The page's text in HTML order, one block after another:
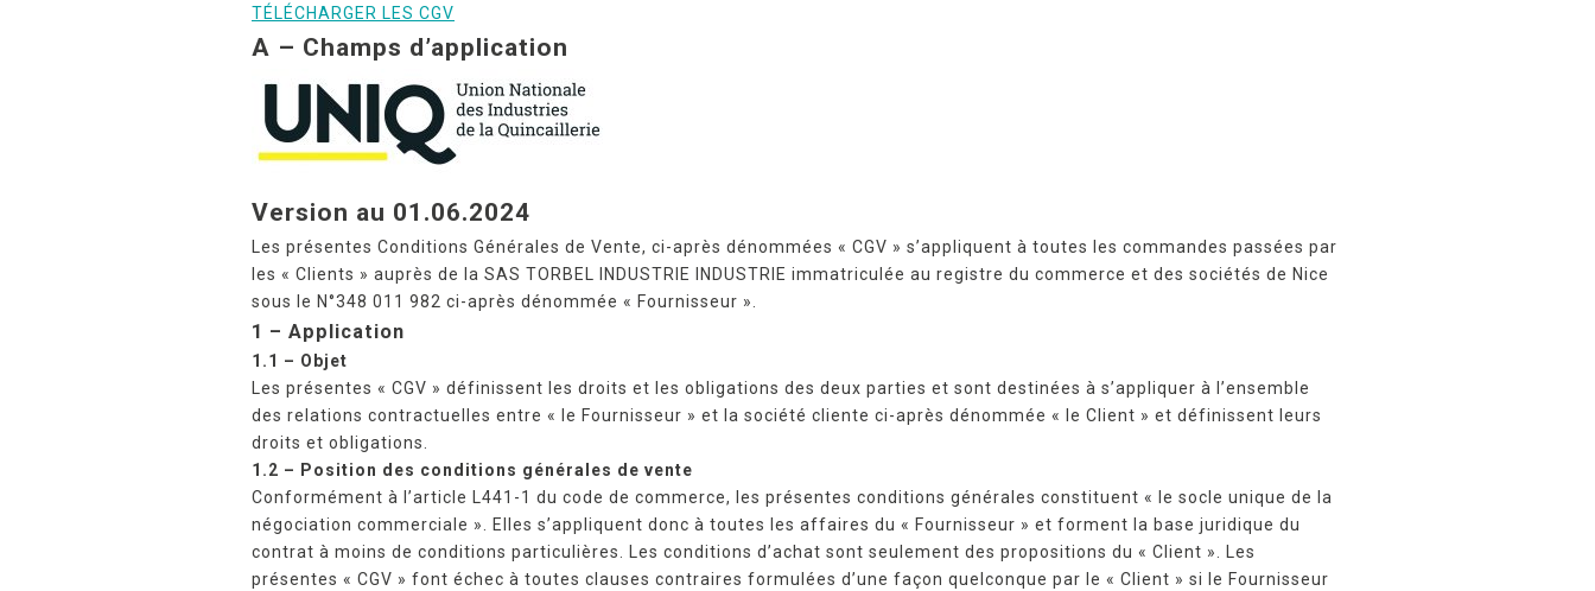
TÉLÉCHARGER LES CGV
A – Champs d’application
Version au 01.06.2024
Les présentes Conditions Générales de Vente, ci-après dénommées « CGV » s’appliquent à toutes les commandes passées par
les « Clients » auprès de la SAS TORBEL INDUSTRIE INDUSTRIE immatriculée au registre du commerce et des sociétés de Nice
sous le N°348 011 982 ci-après dénommée « Fournisseur ».
1 – Application
1.1 – Objet
Les présentes « CGV » définissent les droits et les obligations des deux parties et sont destinées à s’appliquer à l’ensemble
des relations contractuelles entre « le Fournisseur » et la société cliente ci-après dénommée « le Client » et définissent leurs
droits et obligations.
1.2 – Position des conditions générales de vente
Conformément à l’article L441-1 du code de commerce, les présentes conditions générales constituent « le socle unique de la
négociation commerciale ». Elles s’appliquent donc à toutes les affaires du « Fournisseur » et forment la base juridique du
contrat à moins de conditions particulières. Les conditions d’achat sont seulement des propositions du « Client ». Les
présentes « CGV » font échec à toutes clauses contraires formulées d’une façon quelconque par le « Client » si le Fournisseur